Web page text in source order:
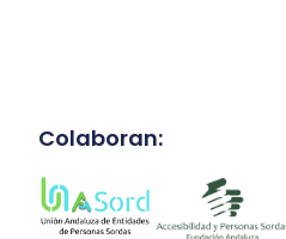
Colaboran: